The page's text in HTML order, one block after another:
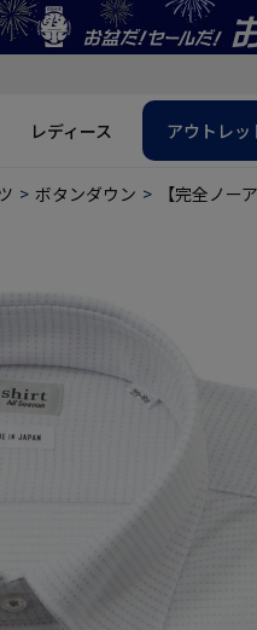
レディース アウトレッ
ボタンダウン 【完全ノ